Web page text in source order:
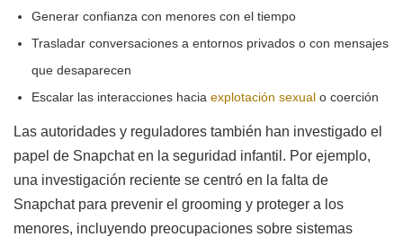
Generar confianza con menores con el tiempo
Trasladar conversaciones a entornos privados o con mensajes
que desaparecen
Escalar las interacciones hacia explotación sexual o coerción
Las autoridades y reguladores también han investigado el
papel de Snapchat en la seguridad infantil. Por ejemplo,
una investigación reciente se centró en la falta de
Snapchat para prevenir el grooming y proteger a los
menores, incluyendo preocupaciones sobre sistemas